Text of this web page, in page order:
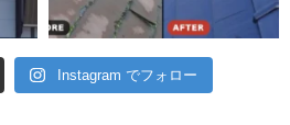
Instagram でフォロー